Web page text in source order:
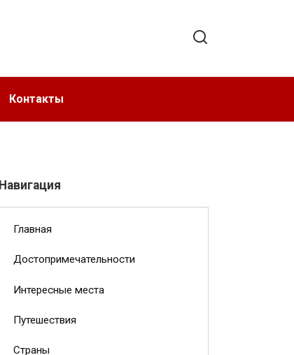
Контакты
Навигация
Главная
Достопримечательности
Интересные места
Путешествия
Страны